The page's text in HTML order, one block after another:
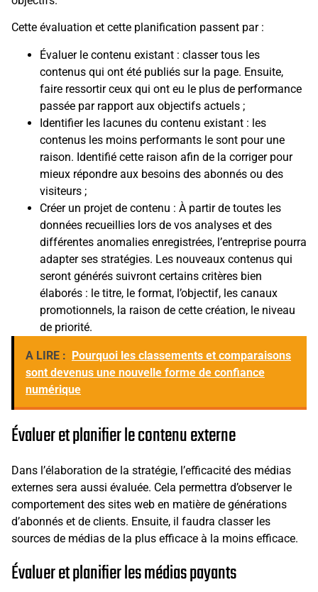
Cette évaluation et cette planification passent par :
Évaluer le contenu existant : classer tous les
contenus qui ont été publiés sur la page. Ensuite,
faire ressortir ceux qui ont eu le plus de performance
passée par rapport aux objectifs actuels ;
Identifier les lacunes du contenu existant : les
contenus les moins performants le sont pour une
raison. Identifié cette raison afin de la corriger pour
mieux répondre aux besoins des abonnés ou des
visiteurs ;
Créer un projet de contenu : À partir de toutes les
données recueillies lors de vos analyses et des
différentes anomalies enregistrées, l’entreprise pourra
adapter ses stratégies. Les nouveaux contenus qui
seront générés suivront certains critères bien
élaborés : le titre, le format, l’objectif, les canaux
promotionnels, la raison de cette création, le niveau
de priorité.
A LIRE : Pourquoi les classements et comparaisons
sont devenus une nouvelle forme de confiance
numérique
Évaluer et planifier le contenu externe
Dans l’élaboration de la stratégie, l’efficacité des médias
externes sera aussi évaluée. Cela permettra d’observer le
comportement des sites web en matière de générations
d’abonnés et de clients. Ensuite, il faudra classer les
sources de médias de la plus efficace à la moins efficace.
Évaluer et planifier les médias payants